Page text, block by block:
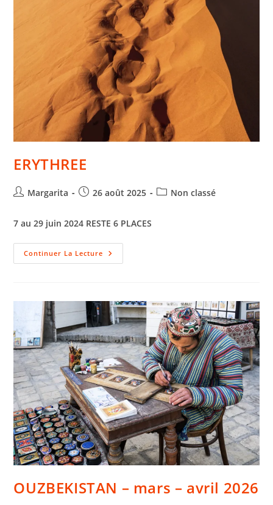
ERYTHREE
Margarita 26 août 2025 Non classé
7 au 29 juin 2024 RESTE 6 PLACES
Continuer La Lecture
OUZBEKISTAN – mars – avril 2026